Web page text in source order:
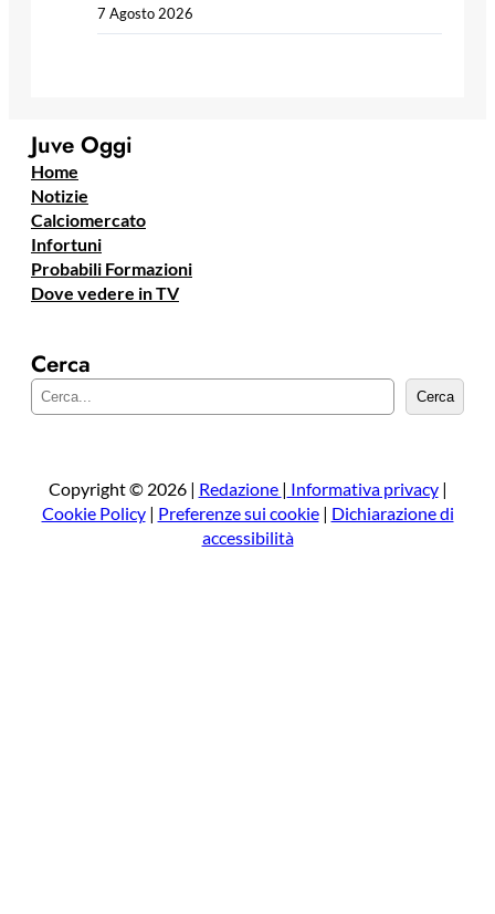
7 Agosto 2026
Juve Oggi
Home
Notizie
Calciomercato
Infortuni
Probabili Formazioni
Dove vedere in TV
Cerca
e
a
Cerca
Copyright © 2026 | Redazione | Informativa privacy|
Cookie Policy| Preferenze sui cookie| Dichiarazione di
accessibilità